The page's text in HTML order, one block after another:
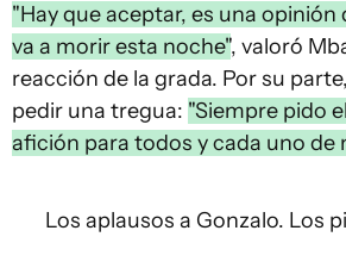
"Hay que aceptar, es una opinión
va a morir esta noche", valoró
reacción de la grada. Por su
pedir una tregua: "Siempre pido
afición para todos y cada uno de
Los aplausos a Gonzalo. Los